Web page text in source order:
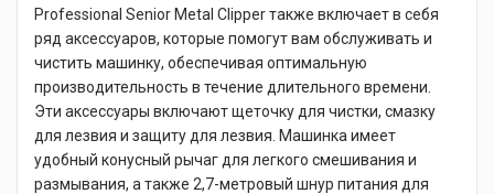
Professional Senior Metal Clipper также включает в себя
ряд аксессуаров, которые помогут вам обслуживать и
чистить машинку, обеспечивая оптимальную
производительность в течение длительного времени.
Эти аксессуары включают щеточку для чистки, смазку
для лезвия и защиту для лезвия. Машинка имеет
удобный конусный рычаг для легкого смешивания и
размывания, а также 2,7-метровый шнур питания для